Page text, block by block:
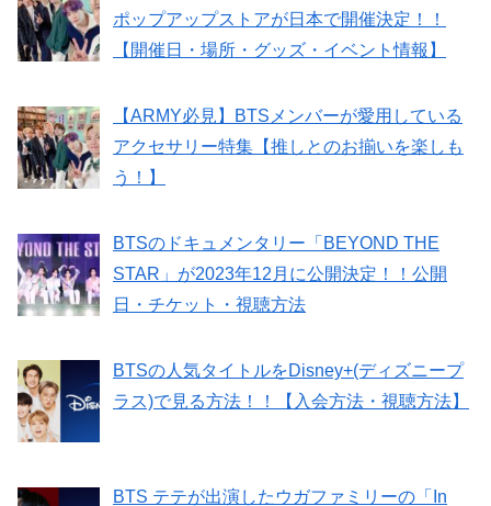
ポップアップストアが日本で開催決定！！
【開催日・場所・グッズ・イベント情報】
【ARMY必見】BTSメンバーが愛用している
アクセサリー特集【推しとのお揃いを楽しも
う！】
BTSのドキュメンタリー「BEYOND THE
STAR」が2023年12月に公開決定！！公開
日・チケット・視聴方法
BTSの人気タイトルをDisney+(ディズニープ
ラス)で見る方法！！【入会方法・視聴方法】
BTS テテが出演したウガファミリーの「In